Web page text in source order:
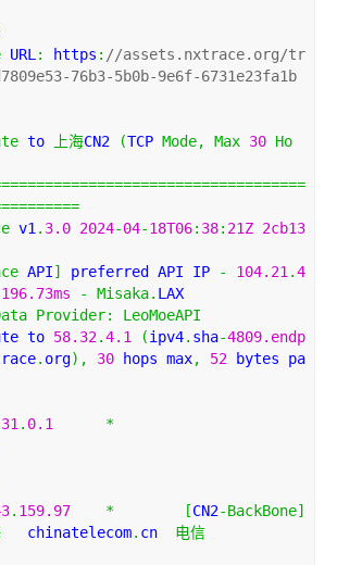
URL : https : //assets.nxtrace.org/tr
76b3-5b0b-9e6f-6731e23fa1b
to 上海CN2 (TCP Mode, Max 30 Ho
v1 . 3.0 2024-04-18T06: 38: 21Z 2cb13
API] preferred API IP - 104.21 .4
196.73ms - Misaka. LAX
Provider:
LeoMoeAPI
to 58.32.4.1 (ipv4. sha-4809.endp
. org), 30 hops max, 52 bytes pa
. 0.1
*
. 159.97 * [CN2-BackBone]
   chinatelecom
. cn 电信